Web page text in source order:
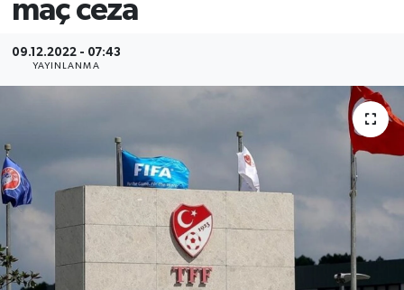
maç ceza
09.12.2022 - 07:43
YAYINLANMA
Kültür
Magazin
Son Dakika Haberleri
Haber Arşivi